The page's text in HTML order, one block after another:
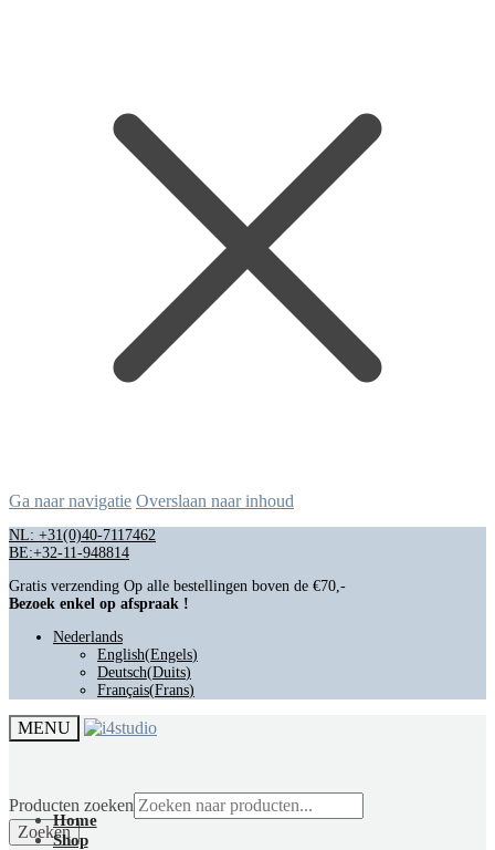
Ga naar navigatie Overslaan naar inhoud
NL: +31(0)40-7117462
BE:+32-11-948814
Gratis verzending Op alle bestellingen boven de €70,-
Bezoek enkel op afspraak !
Nederlands
English(Engels)
Deutsch(Duits)
Français(Frans)
MENU
Producten zoeken
Zoeken
Home
Shop